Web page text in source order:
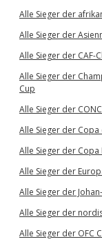
Alle Sieger der
Alle Sieger der
Alle Sieger der CAF-
Alle Sieger der
Cup
Alle Sieger der
Alle Sieger der
Alle Sieger der
Alle Sieger der
Alle Sieger der
Alle Sieger der
Alle Sieger der OFC